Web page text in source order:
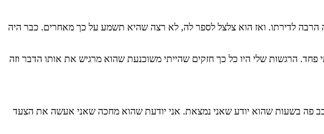
לדירתו. ואז הוא צלצל לספר לה, לא רצה שהיא תשמע על כך מאחרים. כבר היה
הרגשות שלי היו כל כך חזקים שהייתי משוכנעת שהוא מרגיש את אותו הדבר וזה
פה בשעות שהוא יודע שאני נמצאת. אני יודעת שהוא מחכה שאני אעשה את הצעד